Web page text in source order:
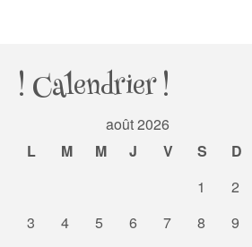
! Calendrier !
août 2026
L
M M J V S
D
1
2
3
4 5 6 7 8
9